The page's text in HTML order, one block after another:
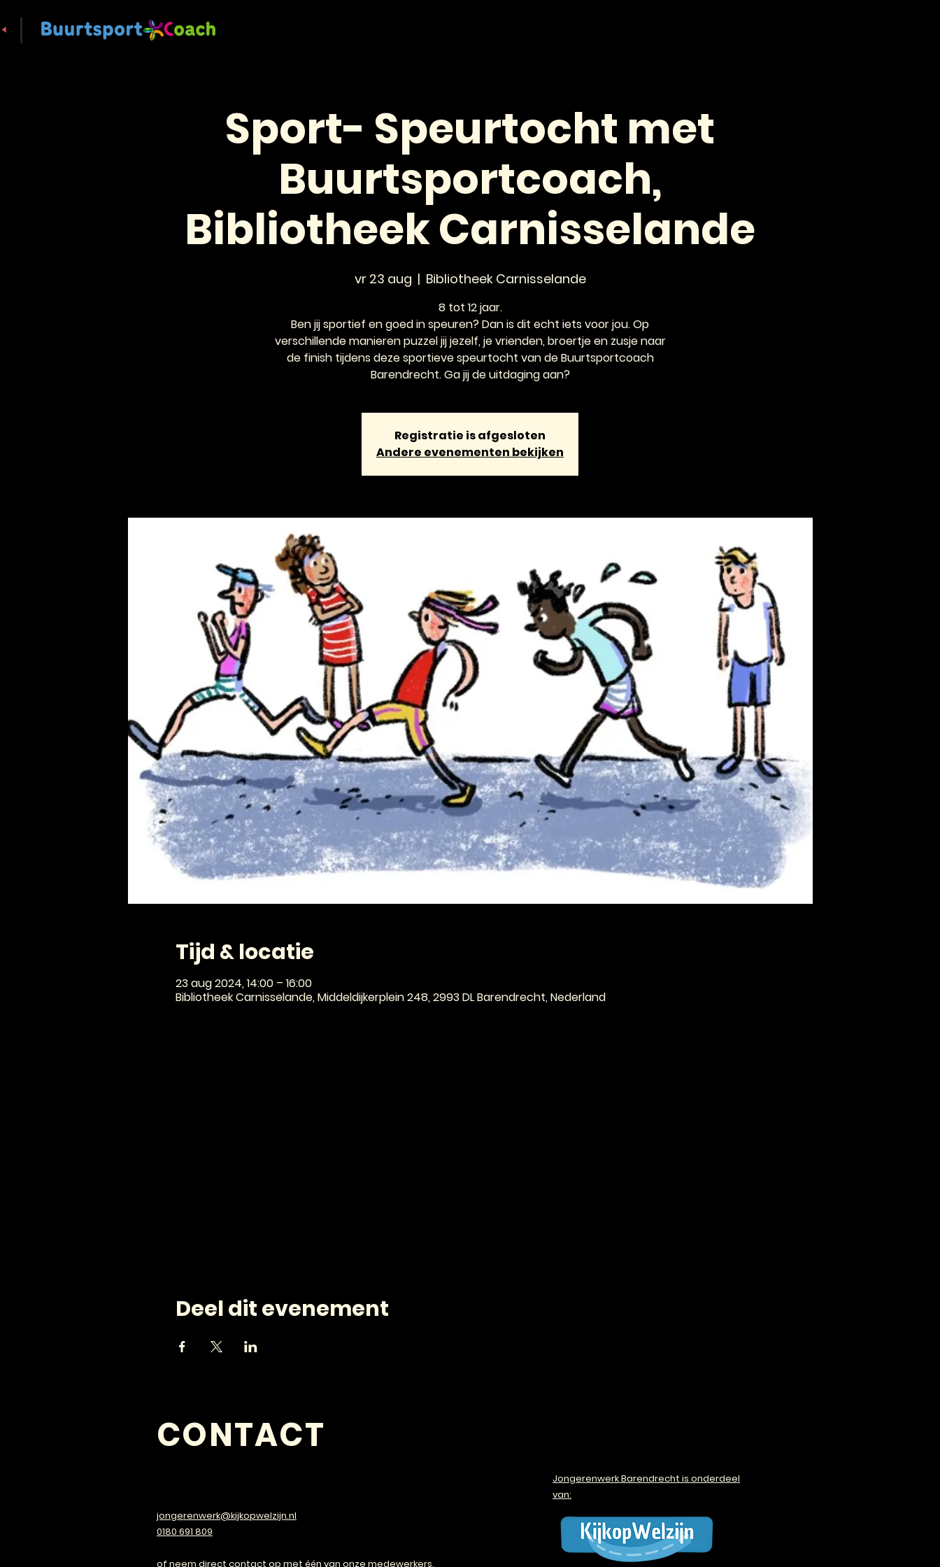
Sport- Speurtocht met
Buurtsportcoach,
Bibliotheek Carnisselande
vr 23 aug
  |
Bibliotheek Carnisselande
8 tot 12 jaar.
Ben jij sportief en goed in speuren? Dan is dit echt iets voor jou. Op
verschillende manieren puzzel jij jezelf, je vrienden, broertje en zusje naar
de finish tijdens deze sportieve speurtocht van de Buurtsportcoach
Barendrecht. Ga jij de uitdaging aan?
Registratie is afgesloten
Andere evenementen bekijken
Tijd & locatie
23 aug 2024, 14:00 – 16:00
Bibliotheek Carnisselande, Middeldijkerplein 248, 2993 DL Barendrecht, Nederland
Deel dit evenement
jongerenwerk@kijkopwelzijn.nl
0180 691 809
of neem direct contact op met één van onze medewerkers.
Jongerenwerk Barendrecht is onderdeel
van:
CONTACT